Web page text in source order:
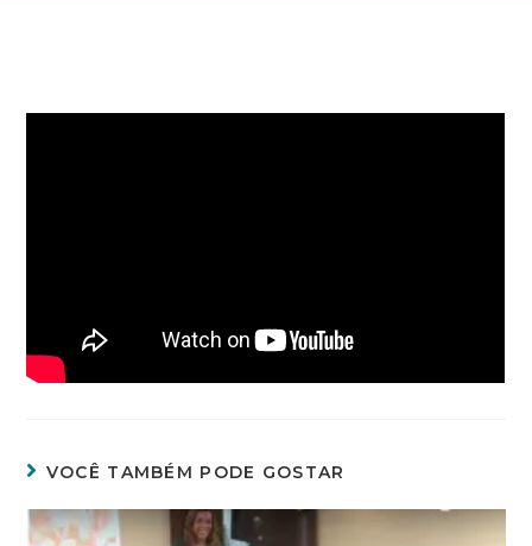
VOCÊ TAMBÉM PODE GOSTAR